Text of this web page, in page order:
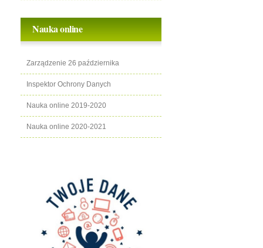
Nauka online
Zarządzenie 26 października
Inspektor Ochrony Danych
Nauka online 2019-2020
Nauka online 2020-2021